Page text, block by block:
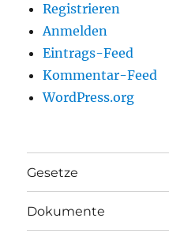
Registrieren
Anmelden
Eintrags-Feed
Kommentar-Feed
WordPress.org
Gesetze
Dokumente